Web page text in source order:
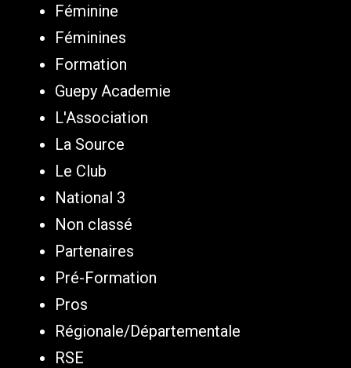
Féminine
Féminines
Formation
Guepy Academie
L'Association
La Source
Le Club
National 3
Non classé
Partenaires
Pré-Formation
Pros
Régionale/Départementale
RSE